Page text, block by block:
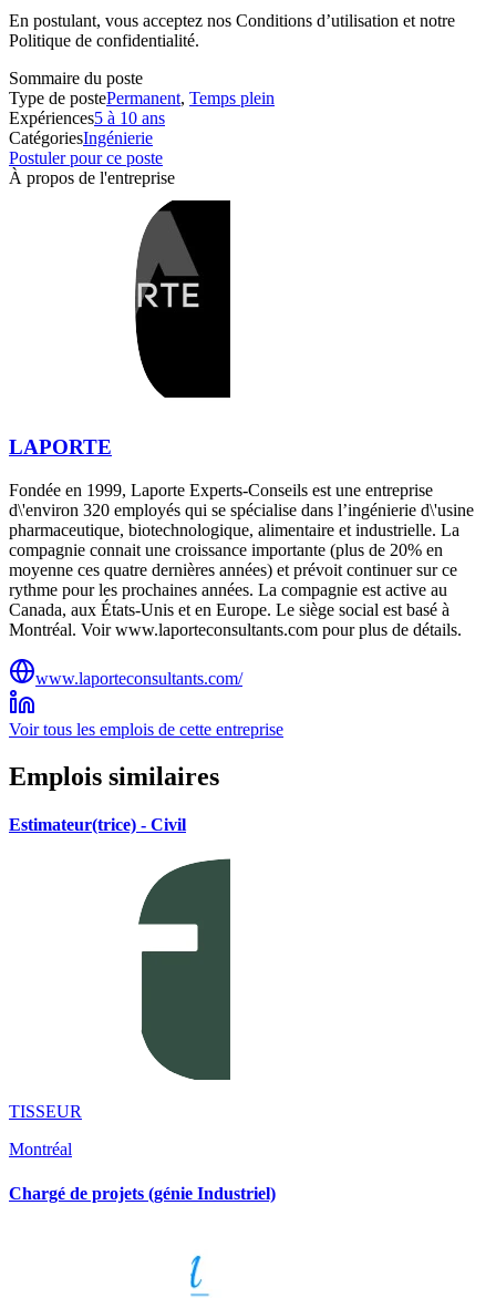
En postulant, vous acceptez nos Conditions d’utilisation et notre
Politique de confidentialité.
Sommaire du poste
Type de postePermanent, Temps plein
Expériences5 à 10 ans
CatégoriesIngénierie
Postuler pour ce poste
À propos de l'entreprise
LAPORTE
Fondée en 1999, Laporte Experts-Conseils est une entreprise
d\'environ 320 employés qui se spécialise dans l’ingénierie d\'usine
pharmaceutique, biotechnologique, alimentaire et industrielle. La
compagnie connait une croissance importante (plus de 20% en
moyenne ces quatre dernières années) et prévoit continuer sur ce
rythme pour les prochaines années. La compagnie est active au
Canada, aux États-Unis et en Europe. Le siège social est basé à
Montréal. Voir www.laporteconsultants.com pour plus de détails.
www.laporteconsultants.com/
Voir tous les emplois de cette entreprise
Emplois similaires
Estimateur(trice) - Civil
TISSEUR
Montréal
Chargé de projets (génie Industriel)